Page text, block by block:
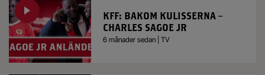
KFF: BAKOM KULISSERNA –
CHARLES SAGOE JR
6 månader sedan | TV